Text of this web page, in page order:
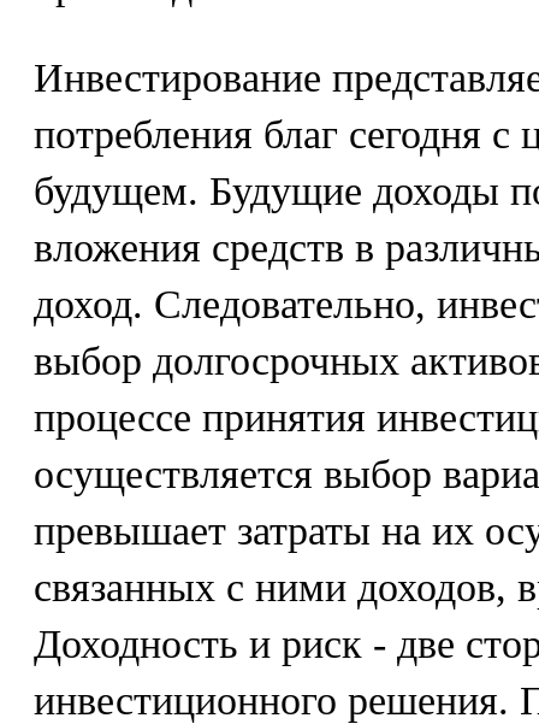
Инвестирование
потребления благ сегодня
будущем. Будущие доходы
вложения средств в
доход. Следовательно,
выбор долгосрочных
процессе принятия
осуществляется выбор
превышает затраты на их
связанных с ними доходов,
Доходность и риск - две
инвестиционного решения.